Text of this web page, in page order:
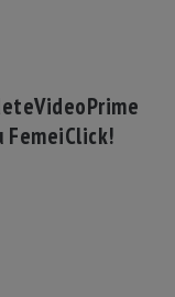
VideoPrime
FemeiClick!